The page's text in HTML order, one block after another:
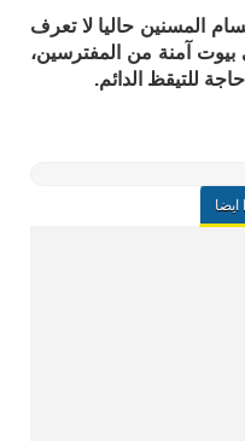
المسنين حاليا لا تعرف
بيوت آمنة من المفترسين،
للتيقظ الدائم.
ايضا